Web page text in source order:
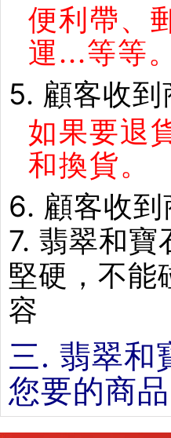
便利帶、
運...等等
5. 顧客收
如果要退
和換貨。
6. 顧客收
7. 翡翠和
堅硬，不能
容
三. 翡翠和
您要的商品